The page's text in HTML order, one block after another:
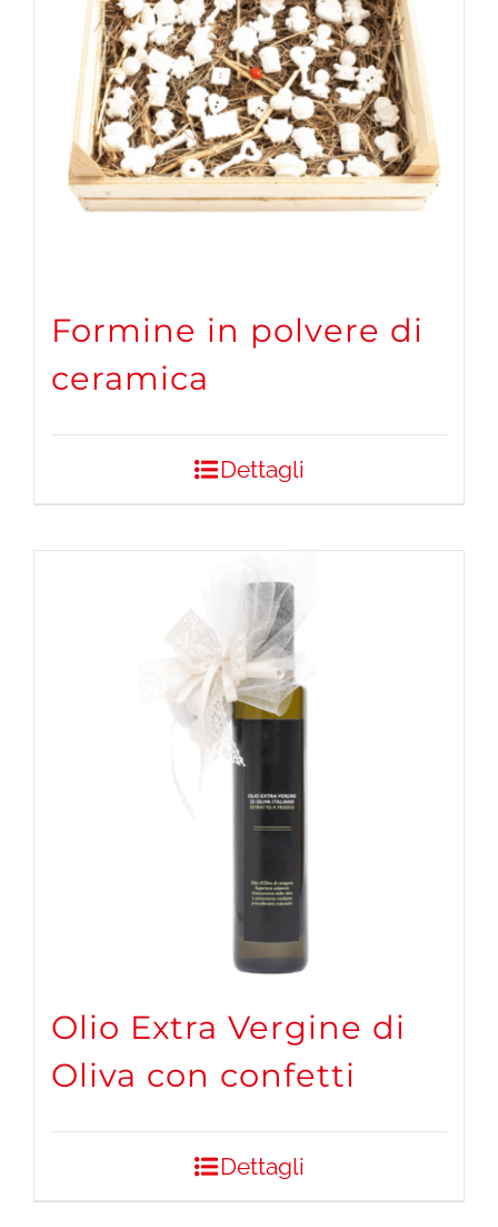
Formine in polvere di
ceramica
Dettagli
Olio Extra Vergine di
Oliva con confetti
Dettagli